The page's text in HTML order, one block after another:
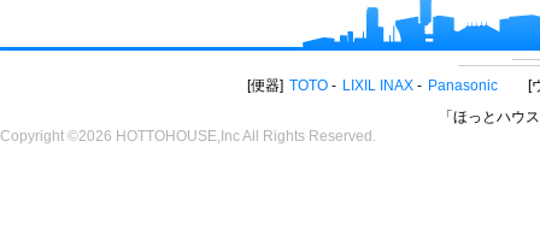
便器 TOTO LIXIL INAX Panasonic
「ほっとハウ
Copyright ©2026 HOTTOHOUSE,Inc All Rights Reserved.